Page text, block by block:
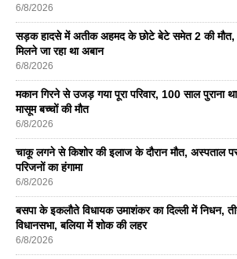
6/8/2026
सड़क हादसे में अतीक अहमद के छोटे बेटे समेत 2 की मौत,
मिलने जा रहा था अबान
6/8/2026
मकान गिरने से उजड़ गया पूरा परिवार, 100 साल पुराना
मासूम बच्चों की मौत
6/8/2026
चाकू लगने से किशोर की इलाज के दौरान मौत, अस्पताल पर
परिजनों का हंगामा
6/8/2026
बसपा के इकलाैते विधायक उमाशंकर का दिल्ली में निधन,
विधानसभा, बलिया में शोक की लहर
6/8/2026